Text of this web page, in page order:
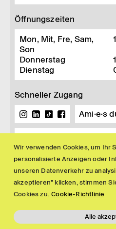
Wir verwenden Cookies, um Ihr
personalisierte Anzeigen oder
unseren Datenverkehr zu
akzeptieren" klicken, stimmen
Cookies zu. Cookie-Richtlinie
Alle
Öffnungszeiten
Mon, Mit, Fre, Sam,
Son
Donnerstag
Dienstag
Schneller Zugang
Ami·e·s
Buchhandlung und Shop
Newsletter
Impressum Politique de